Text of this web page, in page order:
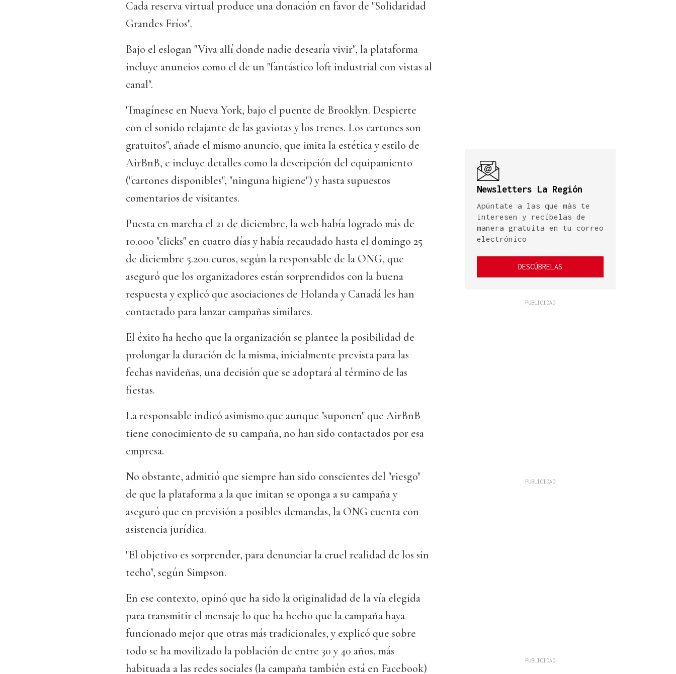
Cada reserva virtual produce una donación en favor de "Solidaridad
Grandes Fríos".
Bajo el eslogan "Viva allí donde nadie desearía vivir", la plataforma
incluye anuncios como el de un "fantástico loft industrial con vistas al
canal".
"Imagínese en Nueva York, bajo el puente de Brooklyn. Despierte
con el sonido relajante de las gaviotas y los trenes. Los cartones son
gratuitos", añade el mismo anuncio, que imita la estética y estilo de
AirBnB, e incluye detalles como la descripción del equipamiento
("cartones disponibles", "ninguna higiene") y hasta supuestos
comentarios de visitantes.
Puesta en marcha el 21 de diciembre, la web había logrado más de
10.000 "clicks" en cuatro días y había recaudado hasta el domingo 25
de diciembre 5.200 euros, según la responsable de la ONG, que
aseguró que los organizadores están sorprendidos con la buena
respuesta y explicó que asociaciones de Holanda y Canadá les han
contactado para lanzar campañas similares.
El éxito ha hecho que la organización se plantee la posibilidad de
prolongar la duración de la misma, inicialmente prevista para las
fechas navideñas, una decisión que se adoptará al término de las
fiestas.
La responsable indicó asimismo que aunque "suponen" que AirBnB
tiene conocimiento de su campaña, no han sido contactados por esa
empresa.
No obstante, admitió que siempre han sido conscientes del "riesgo"
de que la plataforma a la que imitan se oponga a su campaña y
aseguró que en previsión a posibles demandas, la ONG cuenta con
asistencia jurídica.
"El objetivo es sorprender, para denunciar la cruel realidad de los sin
techo", según Simpson.
En ese contexto, opinó que ha sido la originalidad de la vía elegida
para transmitir el mensaje lo que ha hecho que la campaña haya
funcionado mejor que otras más tradicionales, y explicó que sobre
todo se ha movilizado la población de entre 30 y 40 años, más
habituada a las redes sociales (la campaña también está en Facebook)
Newsletters La Región
Apúntate a las que más te
interesen y recíbelas de
manera gratuita en tu correo
electrónico
DESCÚBRELAS